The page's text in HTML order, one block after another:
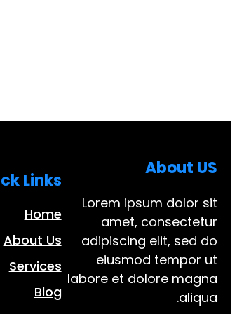
About US
Lorem ipsum dolor sit
amet, consectetur
adipiscing elit, sed do
eiusmod tempor ut
labore et dolore magna
aliqua.
Links
Home
About Us
Services
Blog